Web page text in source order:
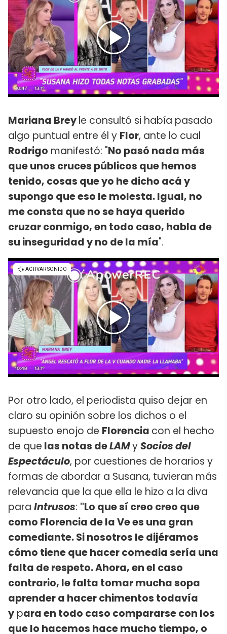
Mariana Breyle consultó si había pasado
algo puntual entre él y Flor, ante lo cual
Rodrigo manifestó: "No pasó nada más
que unos cruces públicos que hemos
tenido, cosas que yo he dicho acá y
supongo que eso le molesta. Igual, no
me consta que no se haya querido
cruzar conmigo, en todo caso, habla de
su inseguridad y no de la mía".
Por otro lado, el periodista quiso dejar en
claro su opinión sobre los dichos o el
supuesto enojo de Florencia con el hecho
de que las notas deLAMySocios del
Espectáculo, por cuestiones de horarios y
formas de abordar a Susana, tuvieran más
relevancia que la que ella le hizo a la diva
para Intrusos: "Lo que sí creo creo que
como Florencia de la Ve es una gran
comediante. Si nosotros le dijéramos
cómo tiene que hacer comedia sería una
falta de respeto. Ahora, en el caso
contrario, le falta tomar mucha sopa
aprender a hacer chimentos todavía
y para en todo caso compararse con los
que lo hacemos hace mucho tiempo, o